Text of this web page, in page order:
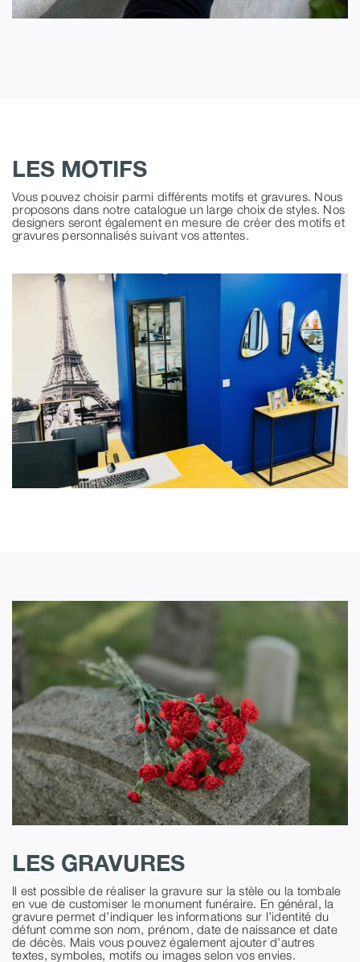
LES MOTIFS
Vous pouvez choisir parmi différents motifs et gravures. Nous
proposons dans notre catalogue un large choix de styles. Nos
designers seront également en mesure de créer des motifs et
gravures personnalisés suivant vos attentes.
LES GRAVURES
Il est possible de réaliser la gravure sur la stèle ou la tombale
en vue de customiser le monument funéraire. En général, la
gravure permet d’indiquer les informations sur l’identité du
défunt comme son nom, prénom, date de naissance et date
de décès. Mais vous pouvez également ajouter d’autres
textes, symboles, motifs ou images selon vos envies.